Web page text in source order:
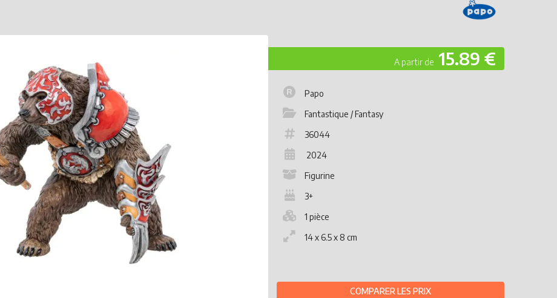
15.89 €
Papo
Fantastique / Fantasy
36044
2024
Figurine
3+
1 pièce
14 x 6.5 x 8 cm
COMPARER LES PRIX